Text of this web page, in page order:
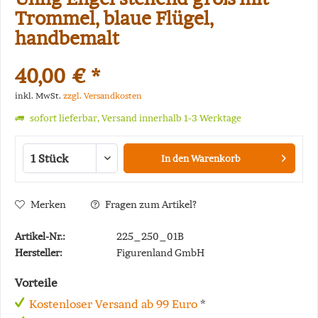
Trommel, blaue Flügel,
handbemalt
40,00 € *
inkl. MwSt. zzgl. Versandkosten
sofort lieferbar, Versand innerhalb 1-3 Werktage
In denWarenkorb
Merken Fragen zum Artikel?
Artikel-Nr.:
225_250_01B
Hersteller:
Figurenland GmbH
Vorteile
Kostenloser Versand ab 99 Euro *